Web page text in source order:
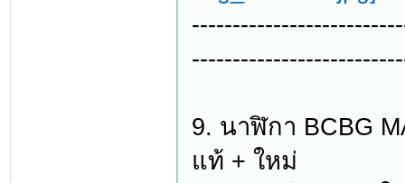
9. นาฬิกา BCBG
แท้ + ใหม่